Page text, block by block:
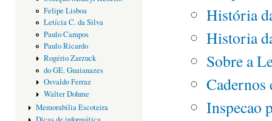
Felipe Lisboa
Letícia C. da Silva
Paulo Campos
Paulo Ricardo
Rogério Zarzuck
do GE. Guaianazes
Osvaldo Ferraz
Walter Dohme
Memorabilia Escoteira
História
Historia
Sobre a
Cadernos
Inspecao